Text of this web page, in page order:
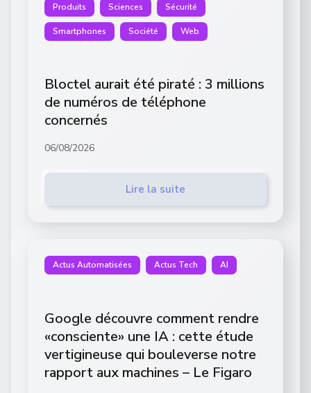
Produits Sciences Sécurité
Smartphones Société Web
Bloctel aurait été piraté : 3 millions
de numéros de téléphone
concernés
06/08/2026
Lire la suite
Actus Automatisées Actus Tech AI
Google découvre comment rendre
«consciente» une IA : cette étude
vertigineuse qui bouleverse notre
rapport aux machines – Le Figaro